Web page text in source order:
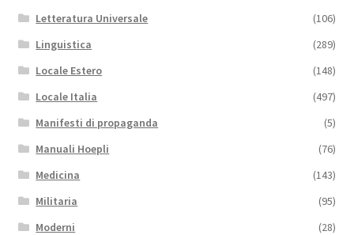
Letteratura Universale
(106)
Linguistica
(289)
Locale Estero
(148)
Locale Italia
(497)
Manifesti di propaganda
(5)
Manuali Hoepli
(76)
Medicina
(143)
Militaria
(95)
Moderni
(28)